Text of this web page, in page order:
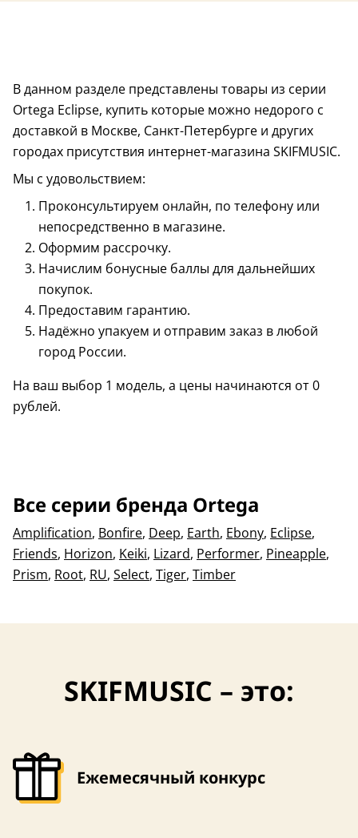
В данном разделе представлены товары из серии
Ortega Eclipse, купить которые можно недорого с
доставкой в Москве, Санкт-Петербурге и других
городах присутствия интернет-магазина SKIFMUSIC.
Мы с удовольствием:
Проконсультируем онлайн, по телефону или
непосредственно в магазине.
Оформим рассрочку.
Начислим бонусные баллы для дальнейших
покупок.
Предоставим гарантию.
Надёжно упакуем и отправим заказ в любой
город России.
На ваш выбор 1 модель, а цены начинаются от 0
рублей.
Все серии бренда Ortega
Amplification, Bonfire, Deep, Earth, Ebony, Eclipse,
Friends, Horizon, Keiki, Lizard, Performer, Pineapple,
Prism, Root, RU, Select, Tiger, Timber
SKIFMUSIC – это:
Ежемесячный конкурс